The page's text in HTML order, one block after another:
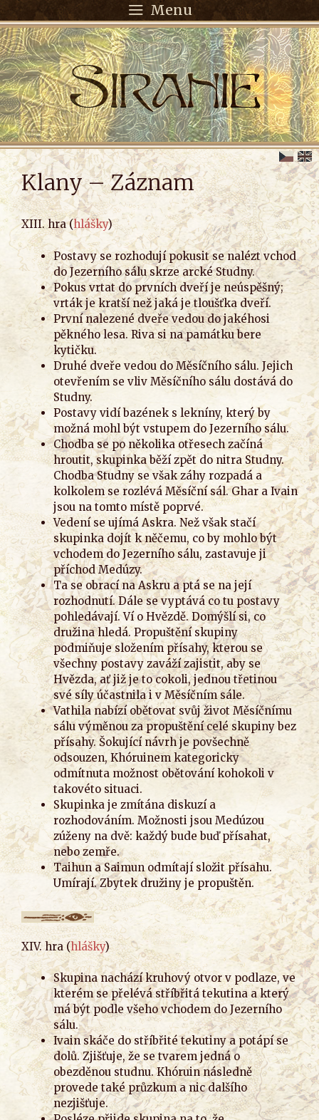
Menu
Klany – Záznam
XIII. hra (hlášky)
Postavy se rozhodují pokusit se nalézt vchod
do Jezerního sálu skrze arcké Studny.
Pokus vrtat do prvních dveří je neúspěšný;
vrták je kratší než jaká je tloušťka dveří.
První nalezené dveře vedou do jakéhosi
pěkného lesa. Riva si na památku bere
kytičku.
Druhé dveře vedou do Měsíčního sálu. Jejich
otevřením se vliv Měsíčního sálu dostává do
Studny.
Postavy vidí bazének s lekníny, který by
možná mohl být vstupem do Jezerního sálu.
Chodba se po několika otřesech začíná
hroutit, skupinka běží zpět do nitra Studny.
Chodba Studny se však záhy rozpadá a
kolkolem se rozlévá Měsíční sál. Ghar a Ivain
jsou na tomto místě poprvé.
Vedení se ujímá Askra. Než však stačí
skupinka dojít k něčemu, co by mohlo být
vchodem do Jezerního sálu, zastavuje ji
příchod Medúzy.
Ta se obrací na Askru a ptá se na její
rozhodnutí. Dále se vyptává co tu postavy
pohledávají. Ví o Hvězdě. Domýšlí si, co
družina hledá. Propuštění skupiny
podmiňuje složením přísahy, kterou se
všechny postavy zaváží zajistit, aby se
Hvězda, ať již je to cokoli, jednou třetinou
své síly účastnila i v Měsíčním sále.
Vathila nabízí obětovat svůj život Měsíčnímu
sálu výměnou za propuštění celé skupiny bez
přísahy. Šokující návrh je povšechně
odsouzen, Khóruinem kategoricky
odmítnuta možnost obětování kohokoli v
takovéto situaci.
Skupinka je zmítána diskuzí a
rozhodováním. Možnosti jsou Medúzou
zúženy na dvě: každý bude buď přísahat,
nebo zemře.
Taihun a Saimun odmítají složit přísahu.
Umírají. Zbytek družiny je propuštěn.
XIV. hra (hlášky)
Skupina nachází kruhový otvor v podlaze, ve
kterém se přelévá stříbřitá tekutina a který
má být podle všeho vchodem do Jezerního
sálu.
Ivain skáče do stříbřité tekutiny a potápí se
dolů. Zjišťuje, že se tvarem jedná o
obezděnou studnu. Khóruin následně
provede také průzkum a nic dalšího
nezjišťuje.